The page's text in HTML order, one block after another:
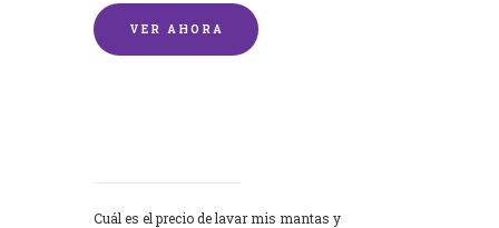
VER AHORA
Cuál es el precio de lavar mis mantas y